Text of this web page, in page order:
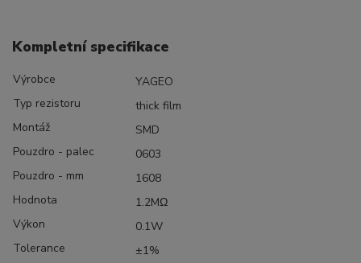
Kompletní specifikace
Výrobce
YAGEO
Typ rezistoru
thick film
Montáž
SMD
Pouzdro - palec
0603
Pouzdro - mm
1608
Hodnota
1.2MΩ
Výkon
0.1W
Tolerance
±1%